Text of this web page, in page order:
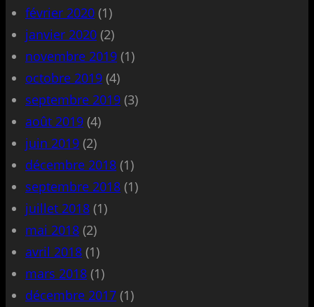
février 2020 (1)
janvier 2020 (2)
novembre 2019 (1)
octobre 2019 (4)
septembre 2019 (3)
août 2019 (4)
juin 2019 (2)
décembre 2018 (1)
septembre 2018 (1)
juillet 2018 (1)
mai 2018 (2)
avril 2018 (1)
mars 2018 (1)
décembre 2017 (1)